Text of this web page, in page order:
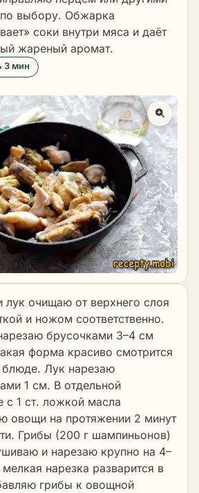
выбору. Обжарка
соки внутри мяса и даёт
жареный аромат.
3 мин
лук очищаю от верхнего слоя
и ножом соответственно.
брусочками 3–4 см
форма красиво смотрится
блюде. Лук нарезаю
1 см. В отдельной
с 1 ст. ложкой масла
овощи на протяжении 2 минут
Грибы (200 г шампиньонов)
и нарезаю крупно на 4–
мелкая нарезка разварится в
грибы к овощной